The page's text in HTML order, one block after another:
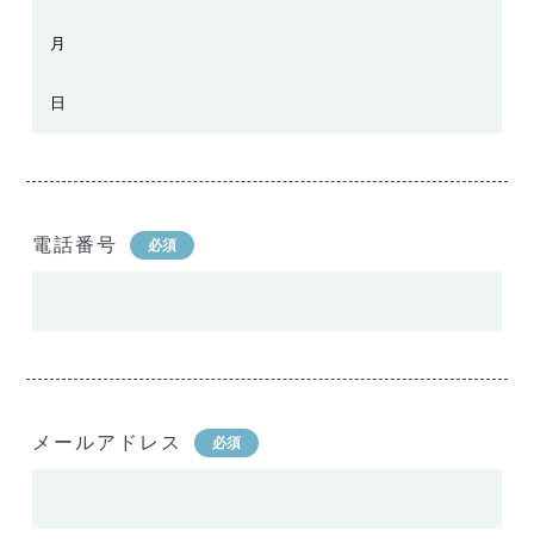
電話番号 必須
メールアドレス 必須